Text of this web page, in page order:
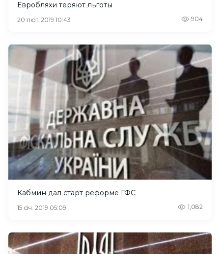
Евробляхи теряют льготы
20 лют. 2019 10:43 904
Кабмин дал старт реформе ГФС
15 січ. 2019 05:09 1,082